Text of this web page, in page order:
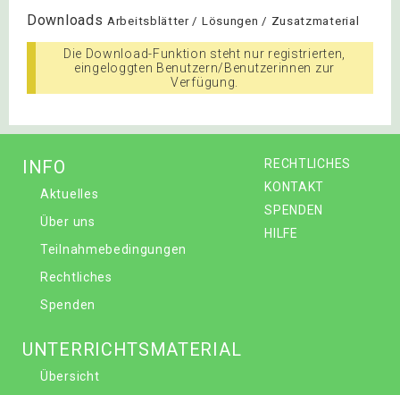
Downloads Arbeitsblätter / Lösungen / Zusatzmaterial
Die Download-Funktion steht nur registrierten,
eingeloggten Benutzern/Benutzerinnen zur
Verfügung.
RECHTLICHES
KONTAKT
SPENDEN
HILFE
INFO
Aktuelles
Über uns
Teilnahmebedingungen
Rechtliches
Spenden
UNTERRICHTSMATERIAL
Übersicht